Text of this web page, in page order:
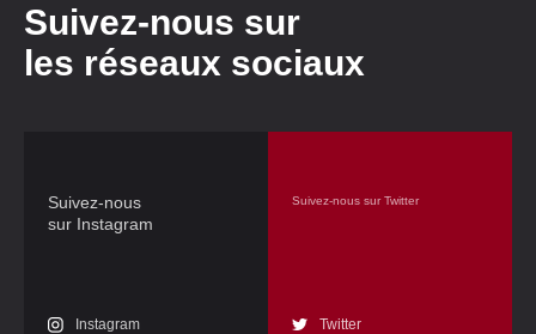
Suivez-nous sur
les réseaux sociaux
Suivez-nous
sur Instagram
Instagram
Suivez-nous sur Twitter
Twitter